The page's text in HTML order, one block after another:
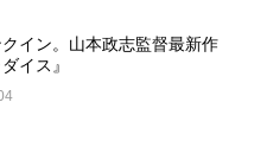
イン。山本政志監督最新作
イス』